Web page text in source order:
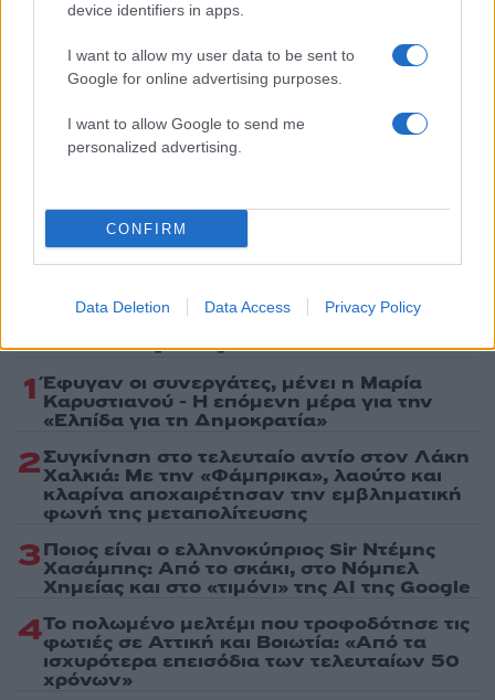
device identifiers in apps.
I want to allow my user data to be sent to
Google for online advertising purposes.
I want to allow Google to send me
personalized advertising.
CONFIRM
Data Deletion Data Access Privacy Policy
Ελλάδα
ΠΑΝΕΛΛΗΝΙΕΣ
ΠΑΝΕΛΛΗΝΙΕΣ 2026
Ακολουθήστε το Νewsit.gr στο
1 Έφυγαν οι συνεργάτες, μένει η Μαρία
Καρυστιανού - Η επόμενη μέρα για την
«Ελπίδα για τη Δημοκρατία»
2Συγκίνηση στο τελευταίο αντίο στον Λάκη
Χαλκιά: Με την «Φάμπρικα», λαούτο και
κλαρίνα αποχαιρέτησαν την εμβληματική
φωνή της μεταπολίτευσης
3Ποιος είναι ο ελληνοκύπριος Sir Ντέμης
Χασάμπης: Από το σκάκι, στο Νόμπελ
Χημείας και στο «τιμόνι» της AI της Google
4Το πολωμένο μελτέμι που τροφοδότησε τις
φωτιές σε Αττική και Βοιωτία: «Από τα
ισχυρότερα επεισόδια των τελευταίων 50
χρόνων»